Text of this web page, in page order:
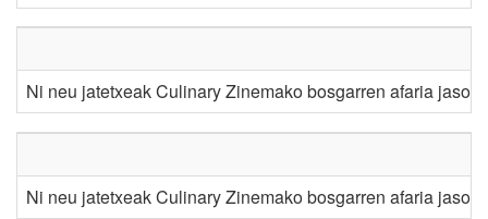
Ni neu jatetxeak Culinary Zinemako bosgarren afaria jaso
Ni neu jatetxeak Culinary Zinemako bosgarren afaria jaso